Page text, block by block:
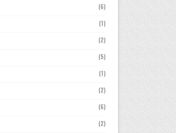
(6)
(1)
(2)
(5)
(1)
(2)
(6)
(2)